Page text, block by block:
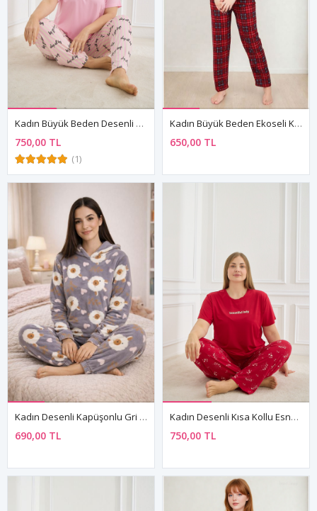
Kadın Büyük Beden Desenli Kısa Kollu Esnek Yumuşak Dokulu Pembe Yazlık Pijama Takımı
750,00 TL
(1)
Kadın Büyük Beden Ekoseli Kışlık Uzun Kollu Önden Düğmeli Gömlek Yaka Kırmızı Süet Pijama Takımı
650,00 TL
Kadın Desenli Kapüşonlu Gri Polar Pijama Takımı
690,00 TL
Kadın Desenli Kısa Kollu Esnek Yumuşak Dokulu Milan Kumaş Kırmızı Yazlık Büyük Beden Pijama Takımı
750,00 TL